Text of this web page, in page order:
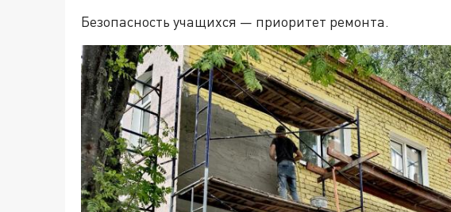
Безопасность учащихся — приоритет ремонта.